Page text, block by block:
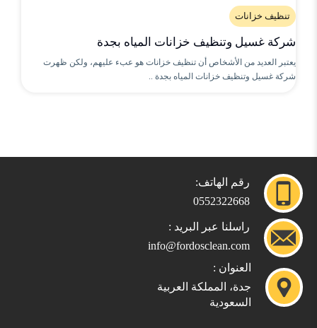
تنظيف خزانات
شركة غسيل وتنظيف خزانات المياه بجدة
يعتبر العديد من الأشخاص أن تنظيف خزانات هو عبء عليهم، ولكن ظهرت
شركة غسيل وتنظيف خزانات المياه بجدة ..
رقم الهاتف:
0552322668
راسلنا عبر البريد :
info@fordosclean.com
العنوان :
جدة، المملكة العربية
السعودية